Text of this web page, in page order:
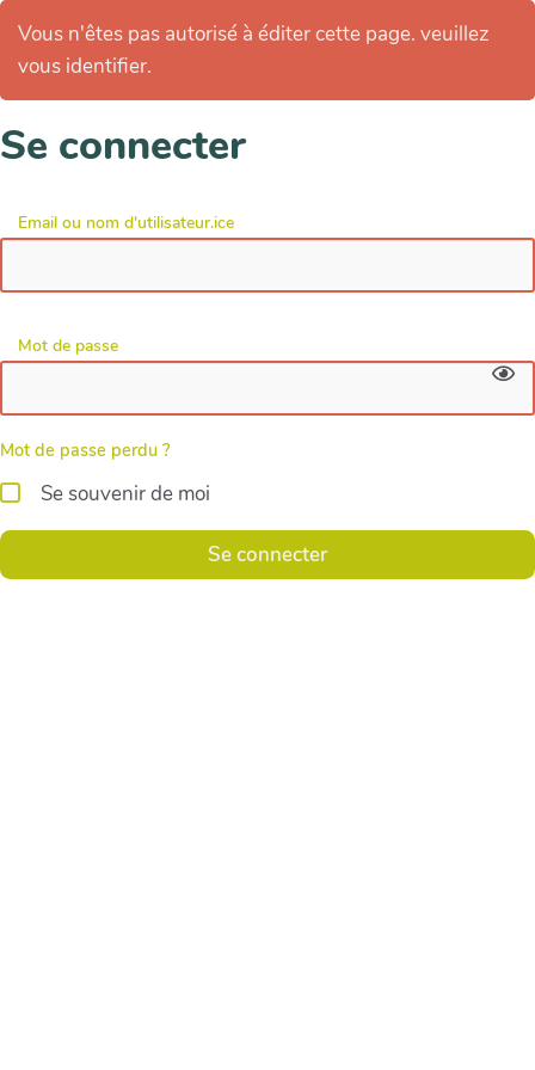
Vous n'êtes pas autorisé à éditer cette page. veuillez
vous identifier.
Se connecter
Email ou nom d'utilisateur.ice
Mot de passe
Mot de passe perdu ?
Se souvenir de moi
Se connecter